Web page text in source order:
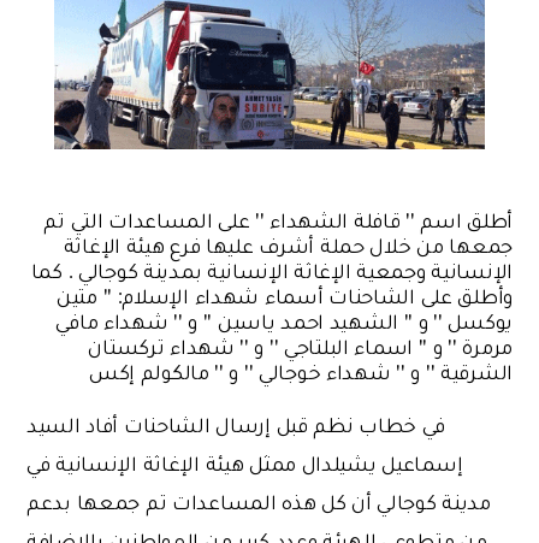
أطلق اسم '' قافلة الشهداء '' على المساعدات التي تم
جمعها من خلال حملة أشرف عليها فرع هيئة الإغاثة
الإنسانية وجمعية الإغاثة الإنسانية بمدينة كوجالي . كما
وأطلق على الشاحنات أسماء شهداء الإسلام: '' متين
يوكسل '' و '' الشهيد احمد ياسين '' و '' شهداء مافي
مرمرة '' و '' اسماء البلتاجي '' و '' شهداء تركستان
الشرقية '' و '' شهداء خوجالي '' و '' مالكولم إكس
في خطاب نظم قبل إرسال الشاحنات أفاد السيد
إسماعيل يشيلدال ممثل هيئة الإغاثة الإنسانية في
مدينة كوجالي أن كل هذه المساعدات تم جمعها بدعم